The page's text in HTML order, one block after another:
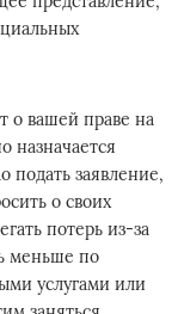
о вашей праве на
назначается
подать заявление,
о своих
потерь из-за
меньше по
услугами или